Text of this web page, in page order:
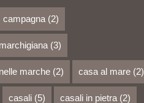
campagna(2)
(3)
marche(2) casa al mare(2)
casali(5) casali in pietra(2)